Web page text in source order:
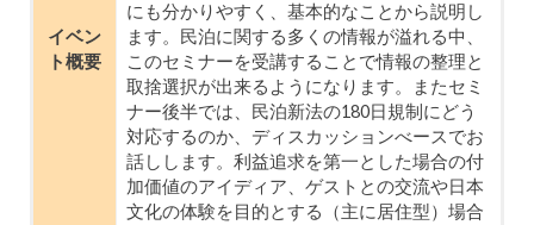
イベン
ト概要
にも分かりやすく、基本的なことから説明し
ます。民泊に関する多くの情報が溢れる中、
このセミナーを受講することで情報の整理と
取捨選択が出来るようになります。またセミ
ナー後半では、民泊新法の180日規制にどう
対応するのか、ディスカッションべースでお
話しします。利益追求を第一とした場合の付
加価値のアイディア、ゲストとの交流や日本
文化の体験を目的とする（主に居住型）場合